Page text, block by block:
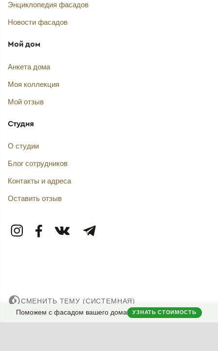
Поможем с фасадом вашего дома УЗНАТЬ СТОИМОСТЬ
Энциклопедия фасадов
Новости фасадов
Мой дом
Анкета дома
Моя коллекция
Мой отзыв
Студия
О студии
Блог сотрудников
Контакты и адреса
Оставить отзыв
СМЕНИТЬ ТЕМУ (СИСТЕМНАЯ)